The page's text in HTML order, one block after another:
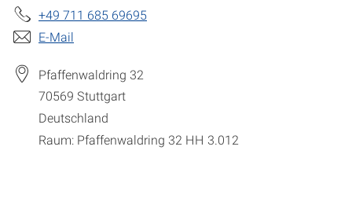
+49 711 685 69695
E-Mail
Pfaffenwaldring 32
70569 Stuttgart
Deutschland
Raum: Pfaffenwaldring 32 HH 3.012